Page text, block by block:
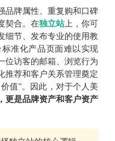
品牌属性、重复购和口碑
契合。在独立站上，你可
细节、发布专业的使用教
准化产品页面难以实现
位访客的邮箱、浏览行为
推荐和客户关系管理奠定
值”。因此，对于个人美
更是品牌资产和客户资产